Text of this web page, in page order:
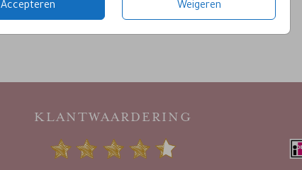
Accepteren Weigeren
KLANTWAARDERING